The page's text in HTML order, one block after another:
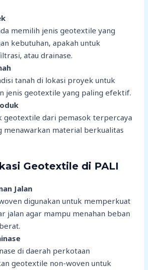
memilih jenis geotextile yang
kebutuhan, apakah untuk
atau drainase.
tanah di lokasi proyek untuk
jenis geotextile yang paling efektif.
geotextile dari pemasok terpercaya
menawarkan material berkualitas
Geotextile di PALI
Jalan
digunakan untuk memperkuat
jalan agar mampu menahan beban
di daerah perkotaan
geotextile non-woven untuk